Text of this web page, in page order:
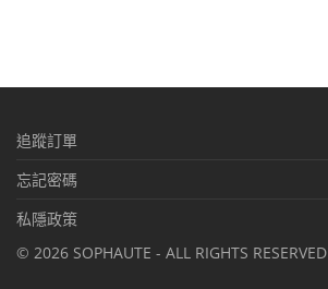
追蹤訂單
忘記密碼
私隱政策
© 2026 SOPHAUTE - ALL RIGHTS RESERVED